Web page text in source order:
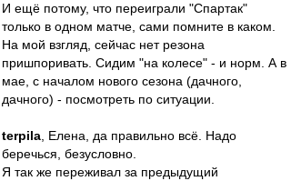
И ещё потому, что переиграли "Спартак"
только в одном матче, сами помните в каком.
На мой взгляд, сейчас нет резона
пришпоривать. Сидим "на колесе" - и норм. А в
мае, с началом нового сезона (дачного,
дачного) - посмотреть по ситуации.
terpila , Елена, да правильно всё. Надо
беречься, безусловно.
Я так же переживал за предыдущий